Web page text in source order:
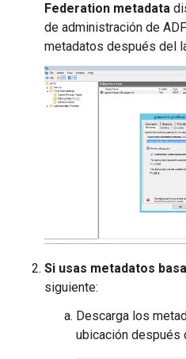
Federation metadata
de administración de
metadatos después del
Si usas metadatos
siguiente:
Descarga los
ubicación después